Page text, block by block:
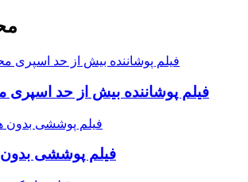
فیلم پوشاننده بیش از حد اسپری
فیلم پوششی